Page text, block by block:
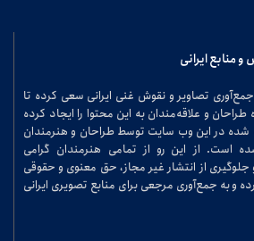
منابع ایرانی
تصاویر و نقوش غنی ایرانی سعی کرده تا
و علاقه‌مندان به این محتوا را ایجاد کرده
شده در این وب سایت توسط طراحان و هنرمندان
است. از این رو از تمامی هنرمندان گرامی
جلوگیری از انتشار غیر مجاز، حق معنوی و حقوقی
و به جمع‌آوری مرجعی برای منابع تصویری ایرانی